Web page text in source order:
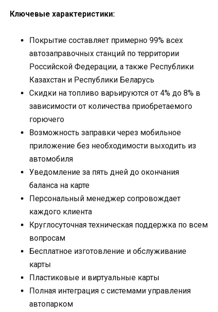
Ключевые характеристики:
Покрытие составляет примерно 99% всех
автозаправочных станций по территории
Российской Федерации, а также Республики
Казахстан и Республики Беларусь
Скидки на топливо варьируются от 4% до 8% в
зависимости от количества приобретаемого
горючего
Возможность заправки через мобильное
приложение без необходимости выходить из
автомобиля
Уведомление за пять дней до окончания
баланса на карте
Персональный менеджер сопровождает
каждого клиента
Круглосуточная техническая поддержка по всем
вопросам
Бесплатное изготовление и обслуживание
карты
Пластиковые и виртуальные карты
Полная интеграция с системами управления
автопарком